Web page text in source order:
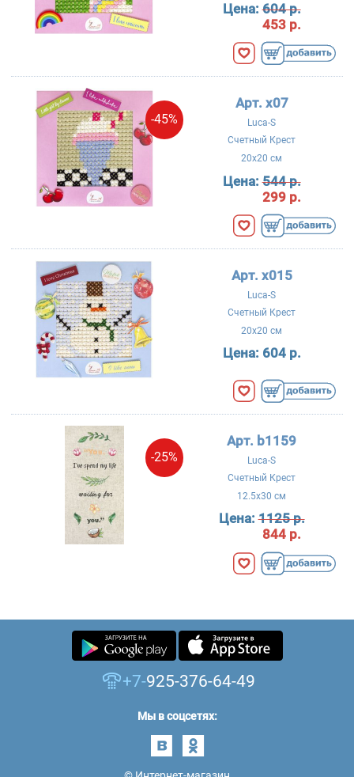
Цена:604 р.
453 р.
-45%
Арт. x07
Luca-S
Счетный Крест
20x20 см
Цена:544 р.
299 р.
Арт. x015
Luca-S
Счетный Крест
20x20 см
Цена: 604 р.
-25%
Арт. b1159
Luca-S
Счетный Крест
12.5x30 см
Цена:1125 р.
844 р.
+7-925-376-64-49
Мы в соцсетях: